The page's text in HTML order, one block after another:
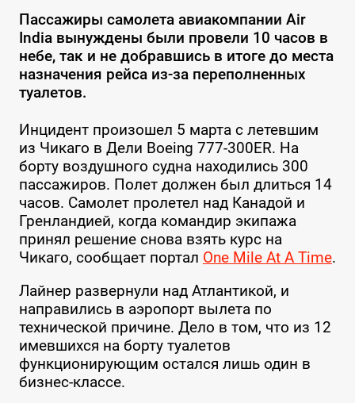
Пассажиры самолета авиакомпании Air
India вынуждены были провели 10 часов в
небе, так и не добравшись в итоге до места
назначения рейса из-за переполненных
туалетов.
Инцидент произошел 5 марта с летевшим
из Чикаго в Дели Boeing 777-300ER. На
борту воздушного судна находились 300
пассажиров. Полет должен был длиться 14
часов. Самолет пролетел над Канадой и
Гренландией, когда командир экипажа
принял решение снова взять курс на
Чикаго, сообщает портал One Mile At A Time.
Лайнер развернули над Атлантикой, и
направились в аэропорт вылета по
технической причине. Дело в том, что из 12
имевшихся на борту туалетов
функционирующим остался лишь один в
бизнес-классе.